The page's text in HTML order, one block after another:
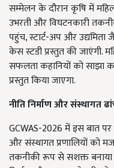
सम्मेलन के दौरान कृषि में
उभरती और विघटनकारी
पहुंच, स्टार्ट-अप और
केस स्टडी प्रस्तुत की जाएंगी.
सफलता कहानियों को साझा
प्रस्तुत किया जाएगा.
नीति निर्माण और संस्थागत
GCWAS-2026 में इस बात पर
और संस्थागत प्रणालियों को
तकनीकी रूप से सशक्त बनाया